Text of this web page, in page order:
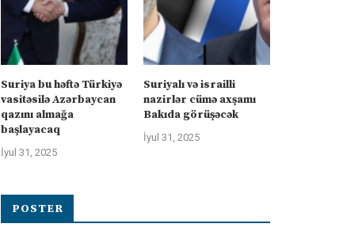
Suriya bu həftə Türkiyə
vasitəsilə Azərbaycan
qazını almağa
başlayacaq
İyul 31, 2025
Suriyalı və israilli
nazirlər cümə axşamı
Bakıda görüşəcək
İyul 31, 2025
POSTER